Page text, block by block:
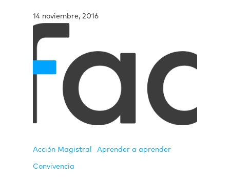
14 noviembre, 2016
Acción Magistral Aprender a aprender
Convivencia